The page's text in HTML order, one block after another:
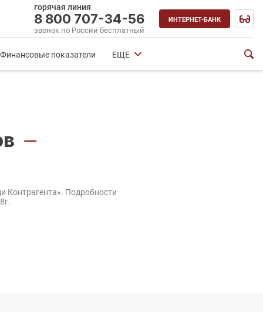
горячая линия
8 800 707-34-56
звонок по России бесплатный
ИНТЕРНЕТ-БАНК
Финансовые показатели ЕЩЕ
—
Контрагента». Подробности